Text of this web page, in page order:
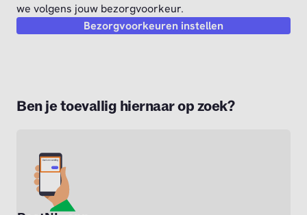
we volgens jouw bezorgvoorkeur.
Bezorgvoorkeuren instellen
Ben je toevallig hiernaar op zoek?